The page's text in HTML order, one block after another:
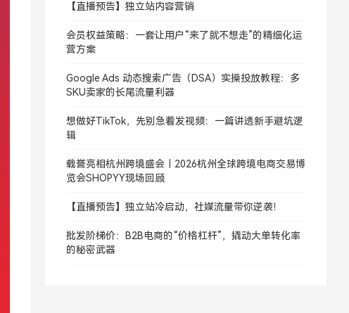
【直播预告】独立站内容营销
会员权益策略：一套让用户“来了就不想走”的精细化运
营方案
Google Ads 动态搜索广告（DSA）实操投放教程：多
SKU卖家的长尾流量利器
想做好TikTok，先别急着发视频：一篇讲透新手避坑逻
辑
载誉亮相杭州跨境盛会｜2026杭州全球跨境电商交易博
览会SHOPYY现场回顾
【直播预告】独立站冷启动，社媒流量带你逆袭！
批发阶梯价：B2B电商的“价格杠杆”，撬动大单转化率
的秘密武器